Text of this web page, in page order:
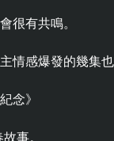
很有共鳴。
情感爆發的幾集也
念》
事。